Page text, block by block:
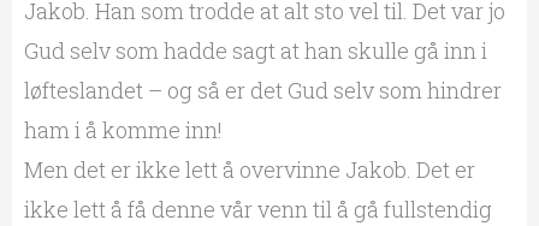
Jakob. Han som trodde at alt sto vel til. Det var jo
Gud selv som hadde sagt at han skulle gå inn i
løfteslandet – og så er det Gud selv som hindrer
ham i å komme inn!
Men det er ikke lett å overvinne Jakob. Det er
ikke lett å få denne vår venn til å gå fullstendig